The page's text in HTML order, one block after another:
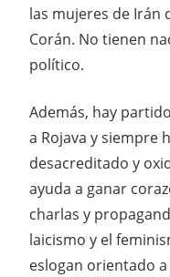
las mujeres de Irán
Corán. No tienen
político.
Además, hay
a Rojava y siempre
desacreditado y
ayuda a ganar
charlas y
laicismo y el
eslogan orientado